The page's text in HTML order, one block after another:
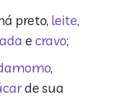
preto, leite,
ecravo;
,
de sua